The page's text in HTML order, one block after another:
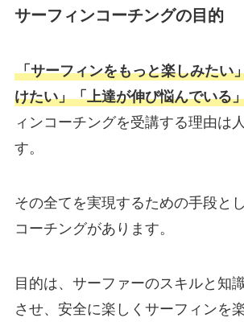
サーフィンコーチングの目的
「サーフィンをもっと楽しみたい
けたい」「上達が伸び悩んでいる
ィンコーチングを受講する理由は
す。
その全てを実現するための手段と
コーチングがあります。
目的は、サーファーのスキルと知
させ、安全に楽しくサーフィンを